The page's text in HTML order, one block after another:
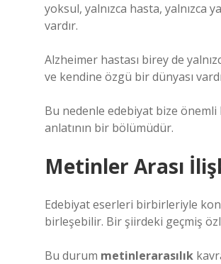
yoksul, yalnızca hasta, yalnızca
vardır.
Alzheimer hastası birey de
ve kendine özgü bir dünyası
Bu nedenle edebiyat bize önemli
anlatının bir bölümüdür.
Metinler Arası
Edebiyat eserleri birbirleriyle
birleşebilir. Bir şiirdeki geçmiş
Bu durum metinlerarasılık